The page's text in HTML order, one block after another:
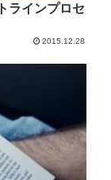
ラインプロセ
2015.12.28